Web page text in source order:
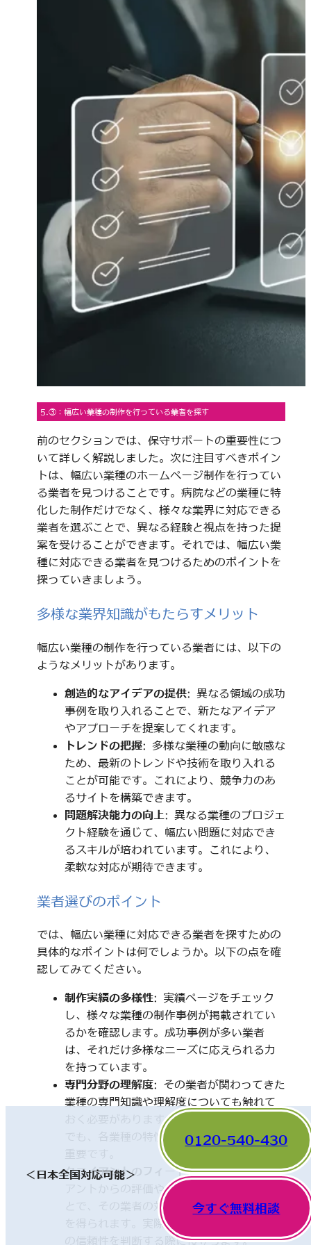
5.③：幅広い業種の制作を行っている業者を探す
前のセクションでは、保守サポートの重要性につ
いて詳しく解説しました。次に注目すべきポイン
トは、幅広い業種のホームページ制作を行ってい
る業者を見つけることです。病院などの業種に特
化した制作だけでなく、様々な業界に対応できる
業者を選ぶことで、異なる経験と視点を持った提
案を受けることができます。それでは、幅広い業
種に対応できる業者を見つけるためのポイントを
探っていきましょう。
多様な業界知識がもたらすメリット
幅広い業種の制作を行っている業者には、以下の
ようなメリットがあります。
創造的なアイデアの提供: 異なる領域の成功
事例を取り入れることで、新たなアイデア
やアプローチを提案してくれます。
トレンドの把握: 多様な業種の動向に敏感な
ため、最新のトレンドや技術を取り入れる
ことが可能です。これにより、競争力のあ
るサイトを構築できます。
問題解決能力の向上: 異なる業種のプロジェ
クト経験を通じて、幅広い問題に対応でき
るスキルが培われています。これにより、
柔軟な対応が期待できます。
業者選びのポイント
では、幅広い業種に対応できる業者を探すための
具体的なポイントは何でしょうか。以下の点を確
認してみてください。
制作実績の多様性: 実績ページをチェック
し、様々な業種の制作事例が掲載されてい
るかを確認します。成功事例が多い業者
は、それだけ多様なニーズに応えられる力
を持っています。
専門分野の理解度: その業者が関わってきた
業種の専門知識や理解度についても触れて
おく必要があります。一見、異なった分野
でも、各業種の特性を理解していることが
クライアントのフィードバック: 他のクライ
アントからの評価やレビューを確認するこ
とで、その業者の対応や成果に関する情報
を得られます。実際の利用者の声は、業者
の信頼性を判断する際に役立ちます。
＜日本全国対応可能＞
0120-540-430
今すぐ無料相談